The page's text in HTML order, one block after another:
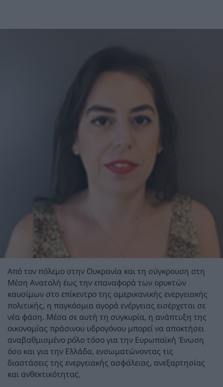
Από τον πόλεμο στην Ουκρανία και τη σύγκρουση στη
Μέση Ανατολή έως την επαναφορά των ορυκτών
καυσίμων στο επίκεντρο της αμερικανικής ενεργειακής
πολιτικής, η παγκόσμια αγορά ενέργειας εισέρχεται σε
νέα φάση. Μέσα σε αυτή τη συγκυρία, η ανάπτυξη της
οικονομίας πράσινου υδρογόνου μπορεί να αποκτήσει
αναβαθμισμένο ρόλο τόσο για την Ευρωπαϊκή Ένωση
όσο και για την Ελλάδα, ενσωματώνοντας τις
διαστάσεις της ενεργειακής ασφάλειας, ανεξαρτησίας
και ανθεκτικότητας.